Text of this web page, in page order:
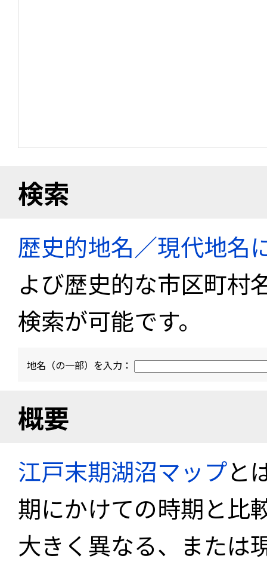
検索
歴史的地名／現代地名
よび歴史的な市区町村
検索が可能です。
地名（の一部）を入力：
概要
江戸末期湖沼マップと
期にかけての時期と比
大きく異なる、または